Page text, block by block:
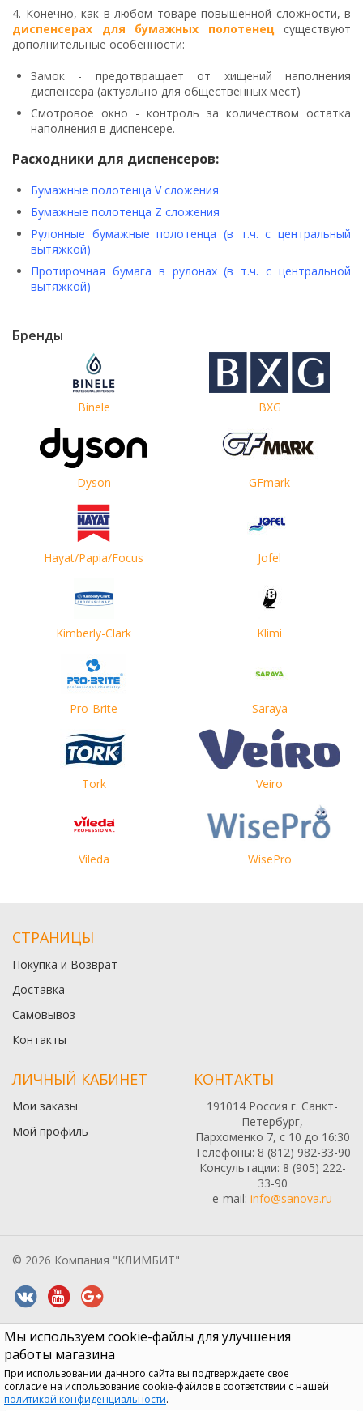
Мы используем cookie-файлы для улучшения
работы магазина
При использовании данного сайта вы подтверждаете свое
согласие на использование cookie-файлов в соответствии с нашей
политикой конфиденциальности.
4. Конечно, как в любом товаре повышенной сложности, в
диспенсерах для бумажных полотенецсуществуют
дополнительные особенности:
Замок - предотвращает от хищений наполнения
диспенсера (актуально для общественных мест)
Смотровое окно - контроль за количеством остатка
наполнения в диспенсере.
Расходники для диспенсеров:
Бумажные полотенца V сложения
Бумажные полотенца Z сложения
Рулонные бумажные полотенца (в т.ч. с центральный
вытяжкой)
Протирочная бумага в рулонах (в т.ч. с центральной
вытяжкой)
Бренды
Binele BXG
Dyson GFmark
Hayat/Papia/Focus Jofel
Kimberly-Clark Klimi
Pro-Brite Saraya
Tork Veiro
Vileda WisePro
СТРАНИЦЫ
Покупка и Возврат
Доставка
Самовывоз
Контакты
ЛИЧНЫЙ КАБИНЕТ
Мои заказы
Мой профиль
КОНТАКТЫ
191014 Россия г. Санкт-
Петербург,
Пархоменко 7, с 10 до 16:30
Телефоны: 8 (812) 982-33-90
Консультации: 8 (905) 222-
33-90
e-mail: info@sanova.ru
© 2026 Компания "КЛИМБИТ"
Все содержимое данного сайта: товары, услуги, цены на них,
описания продукции, статьи и методические рекомендации носят
публичной офертой, признаки которой прописаны в статье 437 ГК
РФ